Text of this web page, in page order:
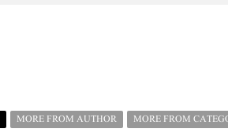
MORE FROM AUTHOR MORE FROM